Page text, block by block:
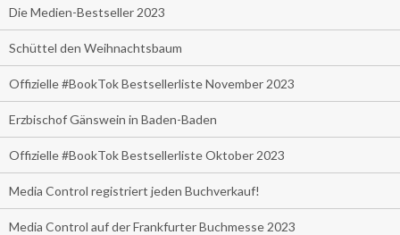
Die Medien-Bestseller 2023
Schüttel den Weihnachtsbaum
Offizielle #BookTok Bestsellerliste November 2023
Erzbischof Gänswein in Baden-Baden
Offizielle #BookTok Bestsellerliste Oktober 2023
Media Control registriert jeden Buchverkauf!
Media Control auf der Frankfurter Buchmesse 2023